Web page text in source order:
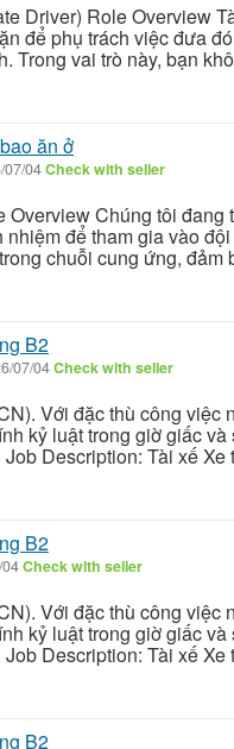
Driver) Role Overview
để phụ trách việc đưa
Trong vai trò này, bạn
ăn ở
07/04Check with seller
Overview Chúng tôi đang
để tham gia vào
chuỗi cung ứng, đảm
B2
07/04Check with seller
Với đặc thù công việc
kỷ luật trong giờ giấc và
Description: Tài xế Xe
B2
Check with seller
Với đặc thù công việc
kỷ luật trong giờ giấc và
Description: Tài xế Xe
B2